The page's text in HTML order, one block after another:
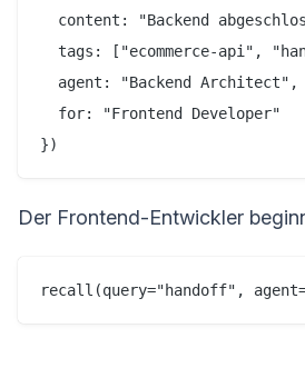
content: "Backend
tags: ["ecommerce-api",
  agent: "Backend Architect",
  for: "Frontend Developer"
Der Frontend-Entwickler